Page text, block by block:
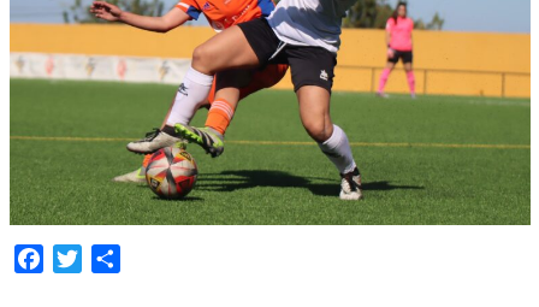
Facebook
Twitter